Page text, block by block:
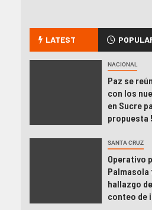
LATEST
NACIONAL
Paz se
con los
en Sucre
propuesta
SANTA CRUZ
Operativo
Palmasola
hallazgo
conteo de